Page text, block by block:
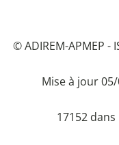
© ADIREM-APMEP -
Mise à jour
17152